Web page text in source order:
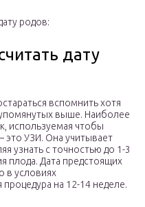
родов:
дату
вспомнить хотя
выше. Наиболее
используемая чтобы
это УЗИ. Она учитывает
узнать с точностью до 1-3
плода. Дата предстоящих
в условиях
на 12-14 неделе.